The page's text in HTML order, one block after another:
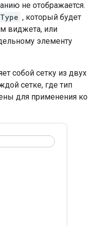
не отображается.
, который будет
виджета, или
элементу
собой сетку из двух
сетке, где тип
для применения ко